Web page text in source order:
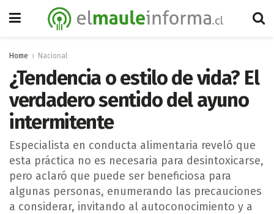
Home Nacional
¿Tendencia o estilo de vida? El
verdadero sentido del ayuno
intermitente
Especialista en conducta alimentaria reveló que
esta práctica no es necesaria para desintoxicarse,
pero aclaró que puede ser beneficiosa para
algunas personas, enumerando las precauciones
a considerar, invitando al autoconocimiento y a